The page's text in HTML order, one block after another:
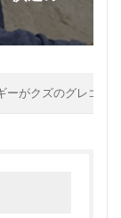
ーがクズのグレゴリ